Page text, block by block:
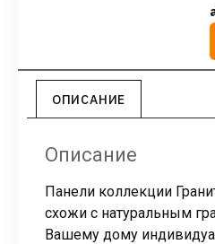
ОПИСАНИЕ
Описание
Панели коллекции
схожи с натуральным
Вашему дому